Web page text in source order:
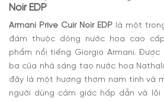
Noir EDP
Armani Prive Cuir Noir EDP là một
đám thuộc dòng nước hoa cao
phẩm nổi tiếng Giorgio Armani.
ba của nhà sáng tạo nước hoa
đây là một hương thơm nam tính và
người dùng cảm giác hấp dẫn và lôi